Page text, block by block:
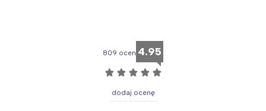
809 ocen 4.95
☆ ☆ ☆ ☆ ☆
dodaj ocenę